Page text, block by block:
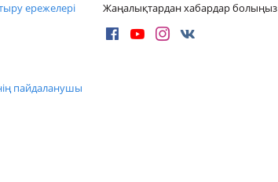
ережелері
пайдаланушы
Жаңалықтардан хабардар болыңыз